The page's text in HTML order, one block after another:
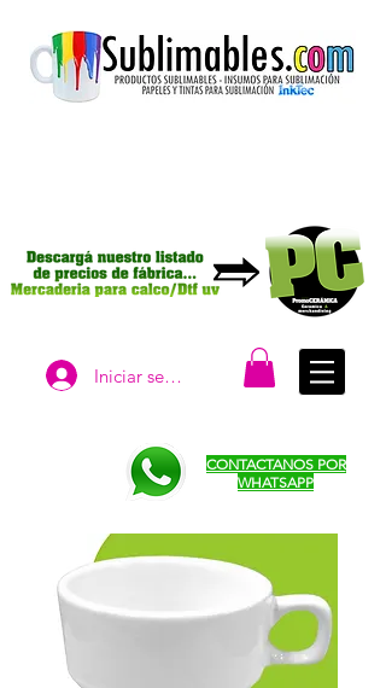
Iniciar sesión
CONTACTANOS POR
WHATSAPP